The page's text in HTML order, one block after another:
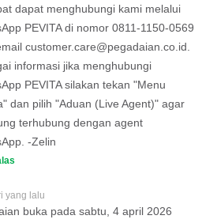
dapat menghubungi kami melalui
PEVITA di nomor 0811-1150-0569
customer.care@pegadaian.co.id
informasi jika menghubungi
PEVITA silakan tekan "Menu
dan pilih "Aduan (Live Agent)" agar
terhubung dengan agent
-Zelin
yang lalu
buka pada sabtu, 4 april 2026